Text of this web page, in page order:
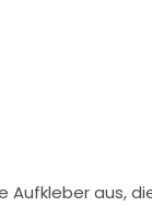
Aufkleber aus,